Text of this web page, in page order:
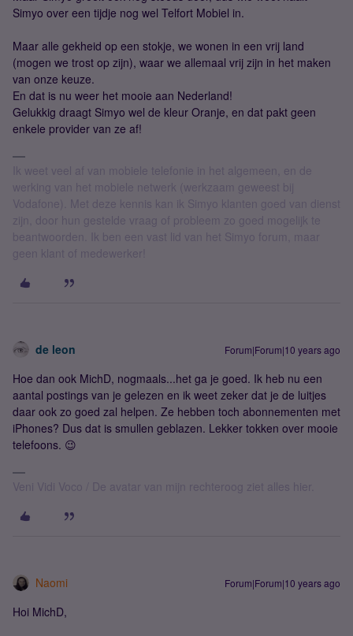
Simyo over een tijdje nog wel Telfort Mobiel in.
Maar alle gekheid op een stokje, we wonen in een vrij land
(mogen we trost op zijn), waar we allemaal vrij zijn in het maken
van onze keuze.
En dat is nu weer het mooie aan Nederland!
Gelukkig draagt Simyo wel de kleur Oranje, en dat pakt geen
enkele provider van ze af!
Ik weet veel af van mobiele telefonie in het algemeen, en de
werking van het mobiele netwerk (werkzaam geweest bij
Vodafone). Met deze kennis kan ik Simyo klanten goed van dienst
zijn, door hun gestelde vraag of probleem zo goed mogelijk te
beantwoorden. Ik ben een vast lid van het Simyo forum, maar
geen klant of medewerker!
de leon Forum|Forum|10 years ago
Hoe dan ook MichD, nogmaals...het ga je goed. Ik heb nu een
aantal postings van je gelezen en ik weet zeker dat je de luitjes
daar ook zo goed zal helpen. Ze hebben toch abonnementen met
iPhones? Dus dat is smullen geblazen. Lekker tokken over mooie
telefoons. 😉
Veni Vidi Voco / De avatar van mijn rechteroog ziet alles hier.
Naomi Forum|Forum|10 years ago
Hoi MichD,